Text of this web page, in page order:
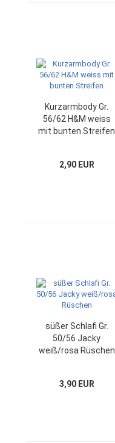
Kurzarmbody Gr.
56/62 H&M weiss
mit bunten Streifen
2,90 EUR
süßer Schlafi Gr.
50/56 Jacky
weiß/rosa Rüschen
3,90 EUR